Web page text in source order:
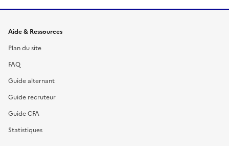
Informations et liens du site
Aide & Ressources
Plan du site
FAQ
Guide alternant
Guide recruteur
Guide CFA
Statistiques